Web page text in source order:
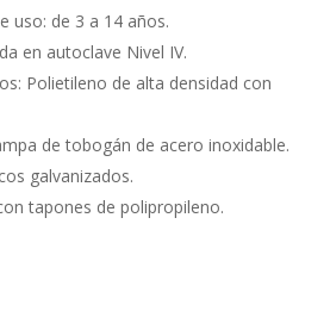
uso: de 3 a 14 años.
en autoclave Nivel IV.
Polietileno de alta densidad con
de tobogán de acero inoxidable.
galvanizados.
tapones de polipropileno.